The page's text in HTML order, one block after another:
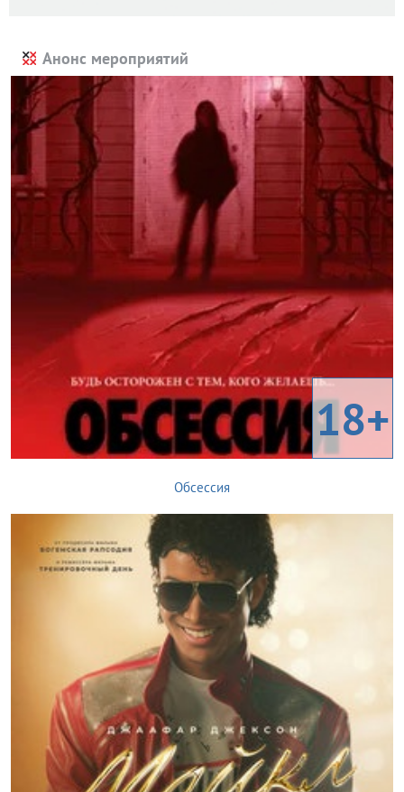
Анонс мероприятий
18+
Обсессия